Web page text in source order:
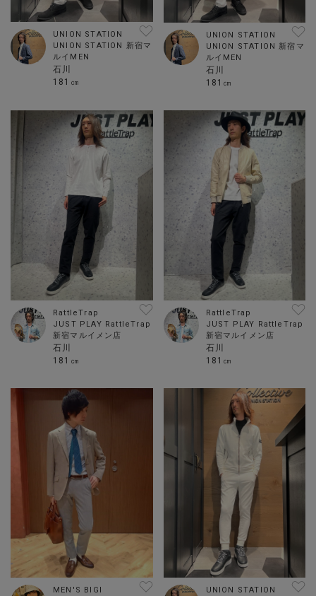
UNION STATION
UNION STATION 新宿マ
ルイMEN
石川
181㎝
UNION STATION
UNION STATION 新宿マ
ルイMEN
石川
181㎝
RattleTrap
JUST PLAY RattleTrap
新宿マルイメン店
石川
181㎝
RattleTrap
JUST PLAY RattleTrap
新宿マルイメン店
石川
181㎝
MEN'S BIGI
UNION STATION